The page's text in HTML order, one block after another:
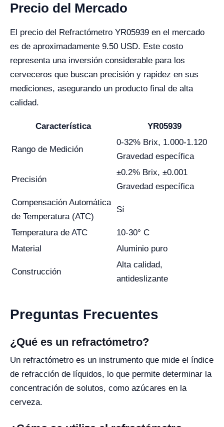
Precio del Mercado
El precio del Refractómetro YR05939 en el mercado
es de aproximadamente 9.50 USD. Este costo
representa una inversión considerable para los
cerveceros que buscan precisión y rapidez en sus
mediciones, asegurando un producto final de alta
calidad.
Característica YR05939
Rango de Medición
0-32% Brix, 1.000-1.120
Gravedad específica
Precisión
±0.2% Brix, ±0.001
Gravedad específica
Compensación Automática
de Temperatura (ATC)
Sí
Temperatura de ATC
10-30° C
Material
Aluminio puro
Construcción
Alta calidad,
antideslizante
Preguntas Frecuentes
¿Qué es un refractómetro?
Un refractómetro es un instrumento que mide el índice
de refracción de líquidos, lo que permite determinar la
concentración de solutos, como azúcares en la
cerveza.